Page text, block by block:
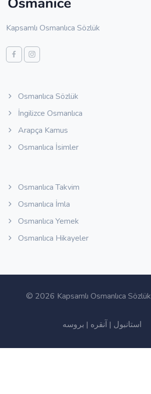
Kapsamlı Osmanlıca Sözlük
Osmanlıca Sözlük
İngilizce Osmanlıca
Arapça Kamus
Osmanlıca İsimler
Osmanlıca Takvim
Osmanlıca İmla
Osmanlıca Yemek
Osmanlıca Hikayeler
© 2026 Kapsamlı Osmanlıca Sözlük
استانبول | آنقره | بروسه